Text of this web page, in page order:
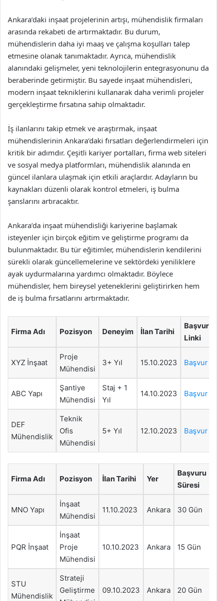
Ankara’daki inşaat projelerinin artışı, mühendislik firmaları
arasında rekabeti de artırmaktadır. Bu durum,
mühendislerin daha iyi maaş ve çalışma koşulları talep
etmesine olanak tanımaktadır. Ayrıca, mühendislik
alanındaki gelişmeler, yeni teknolojilerin entegrasyonunu da
beraberinde getirmiştir. Bu sayede inşaat mühendisleri,
modern inşaat tekniklerini kullanarak daha verimli projeler
gerçekleştirme fırsatına sahip olmaktadır.
İş ilanlarını takip etmek ve araştırmak, inşaat
mühendislerinin Ankara’daki fırsatları değerlendirmeleri için
kritik bir adımdır. Çeşitli kariyer portalları, firma web siteleri
ve sosyal medya platformları, mühendislik alanında en
güncel ilanlara ulaşmak için etkili araçlardır. Adayların bu
kaynakları düzenli olarak kontrol etmeleri, iş bulma
şanslarını artıracaktır.
Ankara’da inşaat mühendisliği kariyerine başlamak
isteyenler için birçok eğitim ve geliştirme programı da
bulunmaktadır. Bu tür eğitimler, mühendislerin kendilerini
sürekli olarak güncellemelerine ve sektördeki yeniliklere
ayak uydurmalarına yardımcı olmaktadır. Böylece
mühendisler, hem bireysel yeteneklerini geliştirirken hem
de iş bulma fırsatlarını artırmaktadır.
Firma Adı Pozisyon Deneyim İlan Tarihi
Başvuru
Linki
XYZ İnşaat
Proje
Mühendisi
3+ Yıl 15.10.2023 Başvur
ABC Yapı
Şantiye
Mühendisi
Staj + 1
Yıl
14.10.2023 Başvur
DEF
Mühendislik
Teknik
Ofis
Mühendisi
5+ Yıl 12.10.2023 Başvur
Firma Adı Pozisyon İlan Tarihi Yer
Başvuru
Süresi
MNO Yapı
İnşaat
Mühendisi
11.10.2023 Ankara 30 Gün
PQR İnşaat
İnşaat
Proje
Mühendisi
10.10.2023 Ankara 15 Gün
STU
Mühendislik
Strateji
Geliştirme
09.10.2023 Ankara 20 Gün